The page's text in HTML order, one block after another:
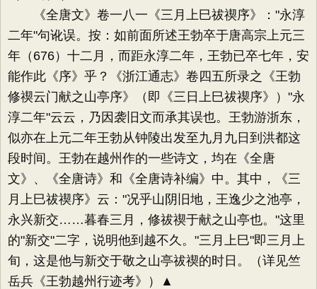
《全唐文》卷一八一《三月上巳祓禊序》："永淳
二年"句讹误。按：如前面所述王勃卒于唐高宗上元三
年（676）十二月，而距永淳二年，王勃已卒七年，安
能作此《序》乎？《浙江通志》卷四五所录之《王勃
修禊云门献之山亭序》（即《三日上巳祓禊序》）"永
淳二年"云云，乃因袭旧文而承其误也。王勃游浙东，
似亦在上元二年王勃从钟陵出发至九月九日到洪都这
段时间。王勃在越州作的一些诗文，均在《全唐
文》、《全唐诗》和《全唐诗补编》中。其中，《三
月上巳祓禊序》云："况乎山阴旧地，王逸少之池亭，
永兴新交……暮春三月，修祓禊于献之山亭也。"这里
的"新交"二字，说明他到越不久。"三月上巳"即三月上
旬，这是他与新交于敬之山亭祓禊的时日。（详见竺
岳兵《王勃越州行迹考》）▲